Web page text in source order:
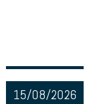
15/08/2026